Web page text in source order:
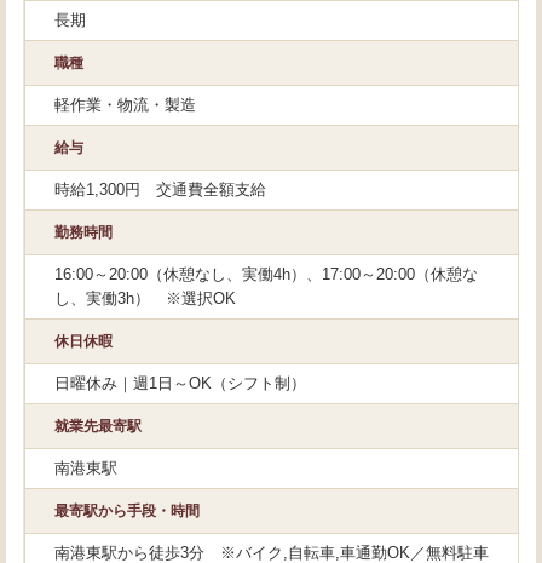
長期
職種
軽作業・物流・製造
給与
時給1,300円 交通費全額支給
勤務時間
16:00～20:00（休憩なし、実働4h）、17:00～20:00（休憩な
し、実働3h） ※選択OK
休日休暇
日曜休み｜週1日～OK（シフト制）
就業先最寄駅
南港東駅
最寄駅から手段・時間
南港東駅から徒歩3分 ※バイク,自転車,車通勤OK／無料駐車